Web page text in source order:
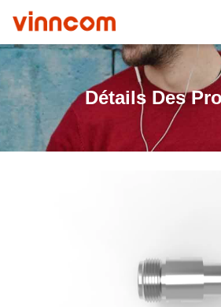
Détails Des